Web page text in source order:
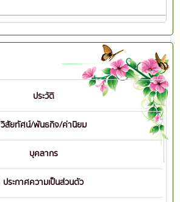
ประวัติ
วิสัยทัศน์/พันธกิจ/ค่านิยม
บุคลากร
ประกาศความเป็นส่วนตัว